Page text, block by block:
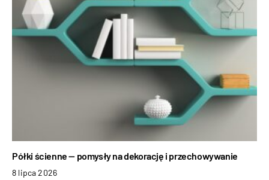
Półki ścienne — pomysły na dekorację i przechowywanie
8 lipca 2026